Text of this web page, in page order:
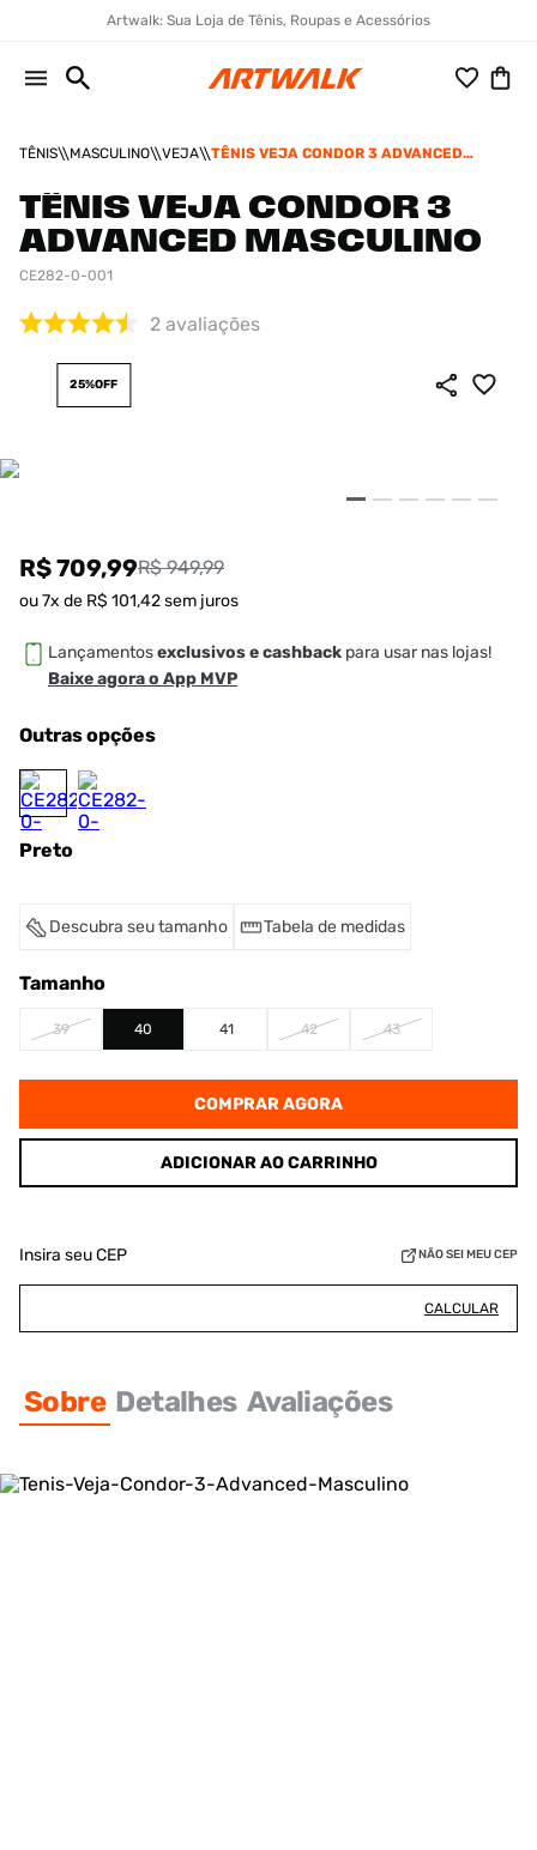
Artwalk: Sua Loja de Tênis, Roupas e Acessórios
TÊNIS MASCULINO VEJA
TÊNIS VEJA CONDOR 3 ADVANCED
TÊNIS VEJA CONDOR 3
ADVANCED MASCULINO
CE282-0-001
2 avaliações
25%OFF
R$ 709,99R$ 949,99
ou7x de R$ 101,42sem juros
Lançamentosexclusivos e cashback para usar nas lojas!
Baixe agora o App MVP
Outras opções
Preto
Descubra seu tamanho Tabela de medidas
Tamanho
39 40 41 42 43
COMPRAR AGORA
ADICIONAR AO CARRINHO
Insira seu CEP NÃO SEI MEU CEP
CALCULAR
Sobre Detalhes Avaliações